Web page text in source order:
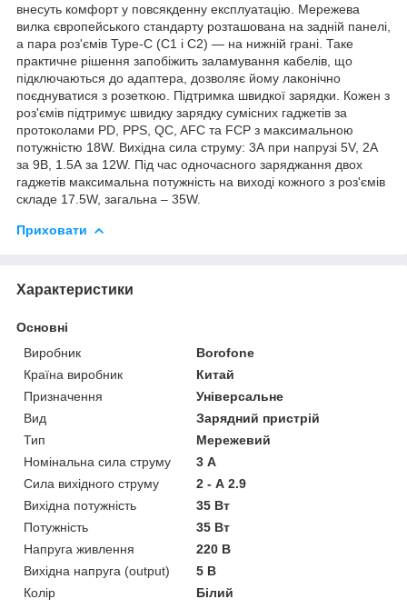
внесуть комфорт у повсякденну експлуатацію. Мережева
вилка європейського стандарту розташована на задній панелі,
а пара роз'ємів Type-C (C1 і C2) — на нижній грані. Таке
практичне рішення запобіжить заламування кабелів, що
підключаються до адаптера, дозволяє йому лаконічно
поєднуватися з розеткою. Підтримка швидкої зарядки. Кожен з
роз'ємів підтримує швидку зарядку сумісних гаджетів за
протоколами PD, PPS, QC, AFC та FCP з максимальною
потужністю 18W. Вихідна сила струму: 3А при напрузі 5V, 2А
за 9В, 1.5А за 12W. Під час одночасного заряджання двох
гаджетів максимальна потужність на виході кожного з роз'ємів
складе 17.5W, загальна – 35W.
Приховати
Характеристики
Основні
Виробник
Borofone
Країна виробник
Китай
Призначення
Універсальне
Вид
Зарядний пристрій
Тип
Мережевий
Номінальна сила струму
3 А
Сила вихідного струму
2 - А 2.9
Вихідна потужність
35 Вт
Потужність
35 Вт
Напруга живлення
220 В
Вихідна напруга (output)
5 В
Колір
Білий